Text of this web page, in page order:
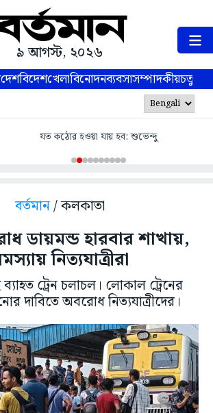
৯ আগস্ট, ২০২৬
দেশবিদেশখেলাবিনোদনব্যবসাসম্পাদকীয়
যত কঠোর হওয়া যায় হব: শুভেন্দু
বর্তমান/ কলকাতা
ডায়মন্ড হারবার শাখায়,
নিত্যযাত্রীরা
ট্রেন চলাচল। লোকাল ট্রেনের
দাবিতে অবরোধ নিত্যযাত্রীদের।